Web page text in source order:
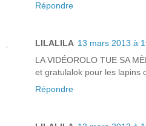
Répondre
LILALILA 13 mars 2013 à
LA VIDÉOROLO TUE SA
et gratulalok pour les lapins
Répondre